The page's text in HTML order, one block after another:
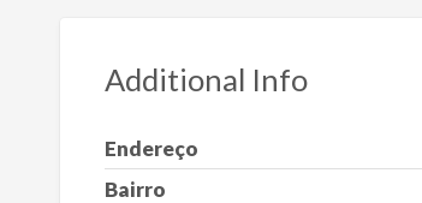
Additional Info
Endereço
Bairro